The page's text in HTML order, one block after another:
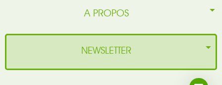
A PROPOS
NEWSLETTER